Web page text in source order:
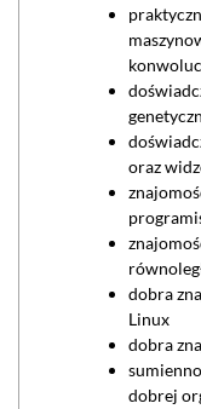
oraz
dobra
Linux
dobra
dobrej